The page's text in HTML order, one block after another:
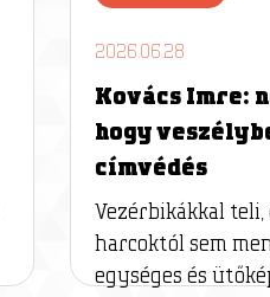
2026.06.28
Kovács Imre:
hogy
címvédés
Vezérbikákkal
harcoktól sem
egységes és